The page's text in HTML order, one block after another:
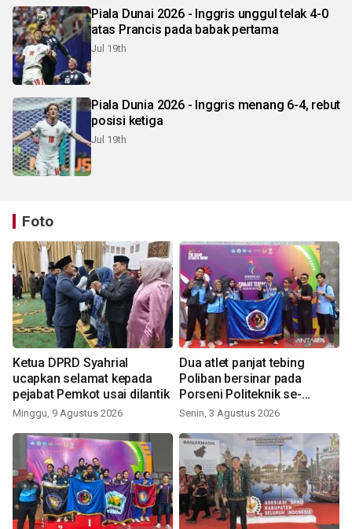
Piala Dunai 2026 - Inggris unggul telak 4-0
atas Prancis pada babak pertama
Jul 19th
Piala Dunia 2026 - Inggris menang 6-4, rebut
posisi ketiga
Jul 19th
Foto
Ketua DPRD Syahrial
ucapkan selamat kepada
pejabat Pemkot usai dilantik
Minggu, 9 Agustus 2026
Dua atlet panjat tebing
Poliban bersinar pada
Porseni Politeknik se-
Indonesia 2026
Senin, 3 Agustus 2026